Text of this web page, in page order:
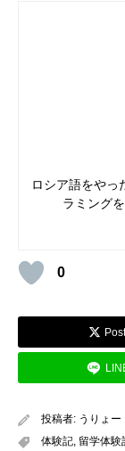
ロシア語をやっ
ラミング
0
投稿者: うりょー
体験記 留学体験